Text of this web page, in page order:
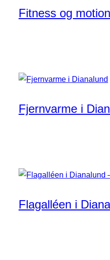
Fitness og motion
Fjernvarme i
Flagalléen i